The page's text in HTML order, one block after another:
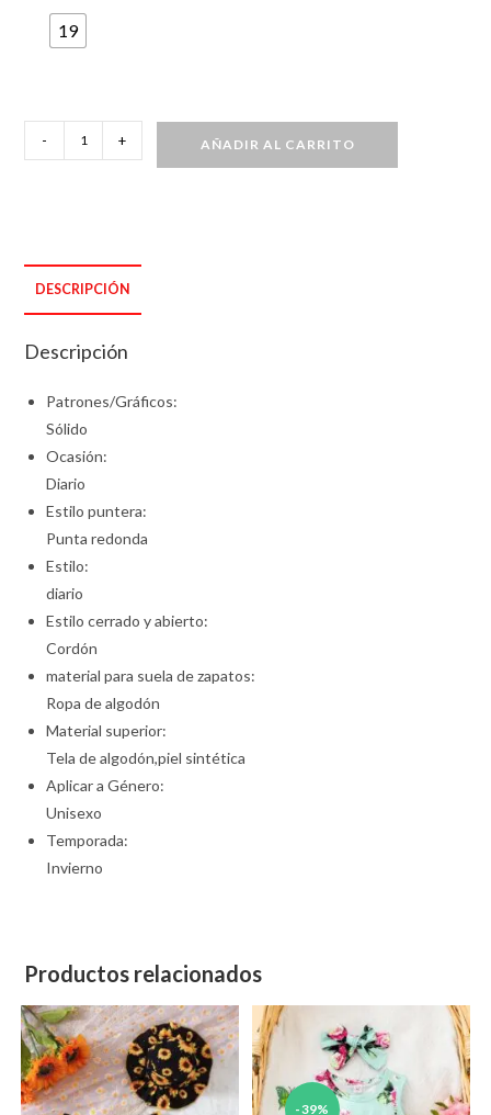
19
de
s?
lido
beb?
- + AÑADIR AL CARRITO
DESCRIPCIÓN
Descripción
Patrones/Gráficos:
Sólido
Ocasión:
Diario
Estilo puntera:
Punta redonda
Estilo:
diario
Estilo cerrado y abierto:
Cordón
material para suela de zapatos:
Ropa de algodón
Material superior:
Tela de algodón,piel sintética
Aplicar a Género:
Unisexo
Temporada:
Invierno
Productos relacionados
-39%